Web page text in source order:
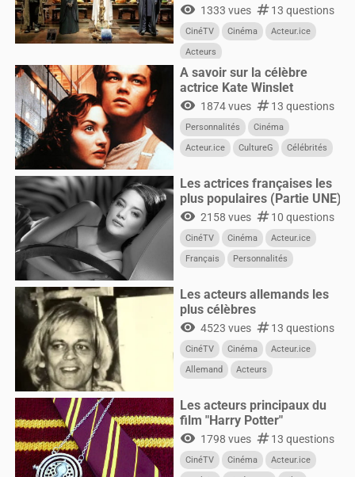
visibility 1333 vues numbers13 questions
CinéTV Cinéma
Acteur.ice
Acteurs
A savoir sur la célèbre
actrice Kate Winslet
visibility 1874 vues numbers13 questions
Personnalités
Cinéma
Acteur.ice
CultureG
Célébrités
Les actrices françaises les
plus populaires (Partie UNE)
visibility 2158 vues numbers10 questions
CinéTV Cinéma
Acteur.ice
Français
Personnalités
Les acteurs allemands les
plus célèbres
visibility 4523 vues numbers13 questions
CinéTV Cinéma
Acteur.ice
Allemand
Acteurs
Les acteurs principaux du
film "Harry Potter"
visibility 1798 vues numbers13 questions
CinéTV Cinéma
Acteur.ice